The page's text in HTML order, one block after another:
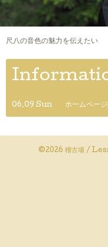
尺八の音色の魅力を伝えたい
06.09 Sun ホームペー
©2026 稽古場 /